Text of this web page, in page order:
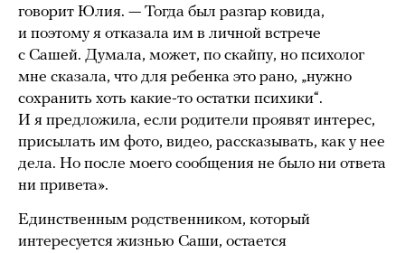
говорит Юлия. — Тогда был разгар ковида,
и поэтому я отказала им в личной встрече
с Сашей. Думала, может, по скайпу, но психолог
мне сказала, что для ребенка это рано, „нужно
сохранить хоть какие-то остатки психики“.
И я предложила, если родители проявят интерес,
присылать им фото, видео, рассказывать, как у нее
дела. Но после моего сообщения не было ни ответа
ни привета».
Единственным родственником, который
интересуется жизнью Саши, остается